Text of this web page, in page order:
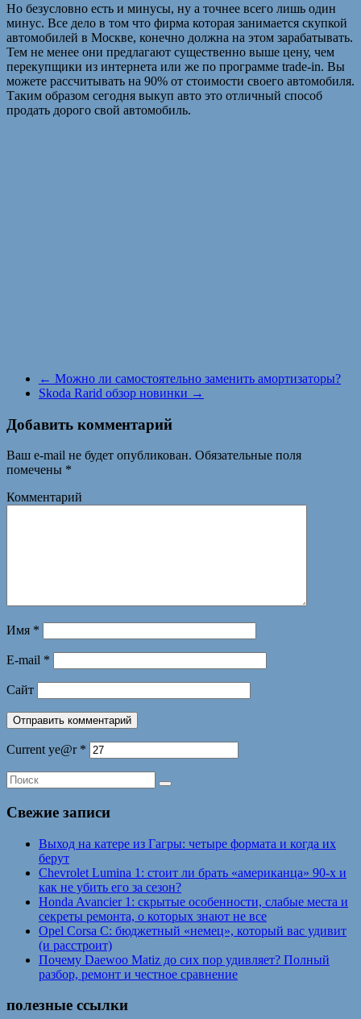
Но безусловно есть и минусы, ну а точнее всего лишь один
минус. Все дело в том что фирма которая занимается скупкой
автомобилей в Москве, конечно должна на этом зарабатывать.
Тем не менее они предлагают существенно выше цену, чем
перекупщики из интернета или же по программе trade-in. Вы
можете рассчитывать на 90% от стоимости своего автомобиля.
Таким образом сегодня выкуп авто это отличный способ
продать дорого свой автомобиль.
← Можно ли самостоятельно заменить амортизаторы?
Skoda Rarid обзор новинки →
Добавить комментарий
Ваш e-mail не будет опубликован. Обязательные поля
помечены *
Комментарий
Имя *
E-mail *
Сайт
Current ye@r *
Свежие записи
Выход на катере из Гагры: четыре формата и когда их
берут
Chevrolet Lumina 1: стоит ли брать «американца» 90-х и
как не убить его за сезон?
Honda Avancier 1: скрытые особенности, слабые места и
секреты ремонта, о которых знают не все
Opel Corsa C: бюджетный «немец», который вас удивит
(и расстроит)
Почему Daewoo Matiz до сих пор удивляет? Полный
разбор, ремонт и честное сравнение
полезные ссылки